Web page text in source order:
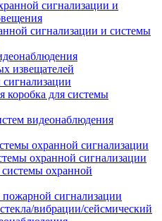
сигнализации и системы
извещателей
коробка для системы
видеонаблюдения
охранной сигнализации
охранной сигнализации
охранной
сигнализации
вибрации/сейсмический